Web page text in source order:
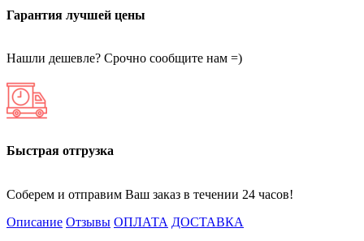
Гарантия лучшей цены
Нашли дешевле? Срочно сообщите нам =)
Быстрая отгрузка
Соберем и отправим Ваш заказ в течении 24 часов!
Описание Отзывы ОПЛАТА ДОСТАВКА